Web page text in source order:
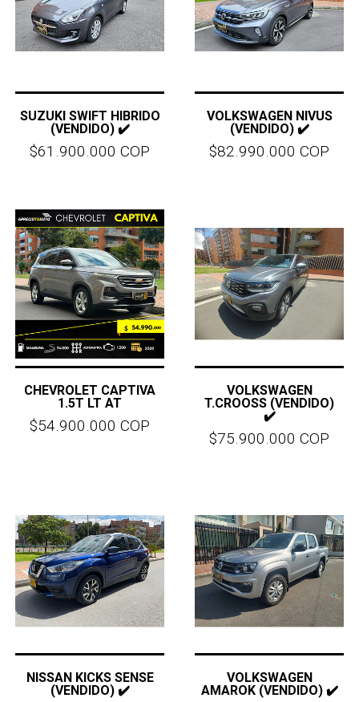
SUZUKI SWIFT HIBRIDO
(VENDIDO) ✔️
$61.900.000 COP
VOLKSWAGEN NIVUS
(VENDIDO) ✔️
$82.990.000 COP
CHEVROLET CAPTIVA
1.5T LT AT
$54.900.000 COP
VOLKSWAGEN
T.CROOSS (VENDIDO)
✔️
$75.900.000 COP
NISSAN KICKS SENSE
(VENDIDO) ✔️
VOLKSWAGEN
AMAROK (VENDIDO) ✔️